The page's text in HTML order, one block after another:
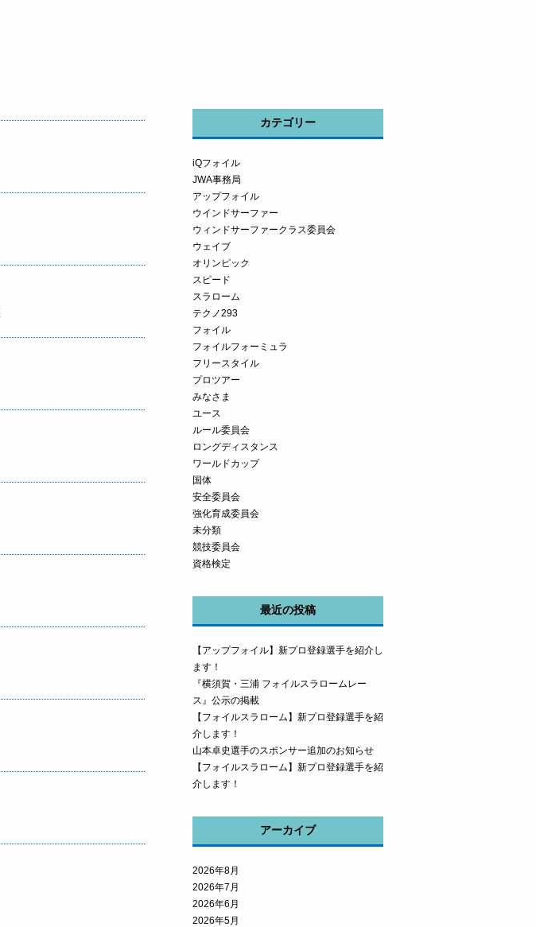
カテゴリー
iQフォイル
JWA事務局
アップフォイル
ウインドサーファー
ウィンドサーファークラス委員会
ウェイブ
オリンピック
スピード
スラローム
テクノ293
フォイル
フォイルフォーミュラ
フリースタイル
プロツアー
みなさま
ユース
ルール委員会
ロングディスタンス
ワールドカップ
国体
安全委員会
強化育成委員会
未分類
競技委員会
資格検定
最近の投稿
【アップフォイル】新プロ登録選手を紹介し
ます！
『横須賀・三浦 フォイルスラロームレー
ス』公示の掲載
【フォイルスラローム】新プロ登録選手を紹
介します！
山本卓史選手のスポンサー追加のお知らせ
【フォイルスラローム】新プロ登録選手を紹
介します！
アーカイブ
2026年8月
2026年7月
2026年6月
2026年5月